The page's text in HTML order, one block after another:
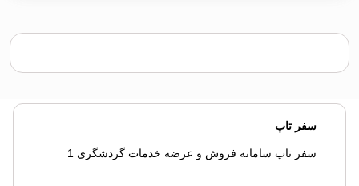
سفر تاپ
سفر تاپ سامانه فروش و عرضه خدمات گردشگری 1